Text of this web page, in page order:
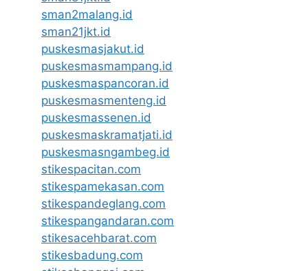
sman2malang.id
sman21jkt.id
puskesmasjakut.id
puskesmasmampang.id
puskesmaspancoran.id
puskesmasmenteng.id
puskesmassenen.id
puskesmaskramatjati.id
puskesmasngambeg.id
stikespacitan.com
stikespamekasan.com
stikespandeglang.com
stikespangandaran.com
stikesacehbarat.com
stikesbadung.com